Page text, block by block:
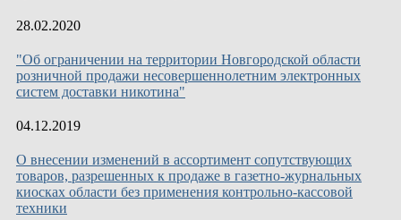
28.02.2020
"Об ограничении на территории Новгородской области
розничной продажи несовершеннолетним электронных
систем доставки никотина"
04.12.2019
О внесении изменений в ассортимент сопутствующих
товаров, разрешенных к продаже в газетно-журнальных
киосках области без применения контрольно-кассовой
техники